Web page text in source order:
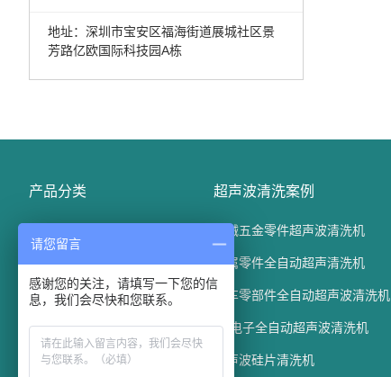
地址：深圳市宝安区福海街道展城社区景
芳路亿欧国际科技园A栋
产品分类
光学玻璃清洗机
汽车配件清洗机
通过式超声波清洗机
平板清洗机
超声波清洗案例
机械五金零件超声波清洗机
金属零件全自动超声清洗机
汽车零部件全自动超声波清洗机
3C电子全自动超声波清洗机
兆声波硅片清洗机
请您留言
感谢您的关注，请填写一下您的信
息，我们会尽快和您联系。